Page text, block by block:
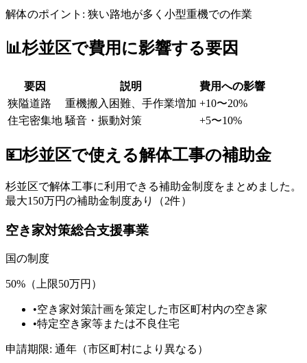
解体のポイント: 狭い路地が多く小型重機での作業
📊杉並区で費用に影響する要因
要因 説明
費用への影響
狭隘道路
重機搬入困難、手作業増加 +10〜20%
住宅密集地 騒音・振動対策 +5〜10%
💴杉並区で使える解体工事の補助金
杉並区で解体工事に利用できる補助金制度をまとめました。
最大150万円の補助金制度あり（2件）
空き家対策総合支援事業
国の制度
50%（上限50万円）
•空き家対策計画を策定した市区町村内の空き家
•特定空き家等または不良住宅
申請期限: 通年（市区町村により異なる）